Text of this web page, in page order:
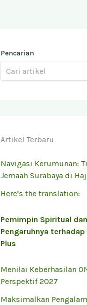
Pencarian
Artikel Terbaru
Navigasi Kerumunan:
Jemaah Surabaya di
Here’s the translation:
Pemimpin Spiritual dan
Pengaruhnya terhadap
Plus
Menilai Keberhasilan
Perspektif 2027
Maksimalkan